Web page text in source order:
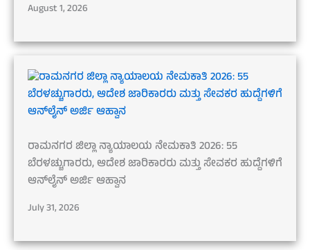
August 1, 2026
ರಾಮನಗರ ಜಿಲ್ಲಾ ನ್ಯಾಯಾಲಯ ನೇಮಕಾತಿ 2026: 55
ಬೆರಳಚ್ಚುಗಾರರು, ಆದೇಶ ಜಾರಿಕಾರರು ಮತ್ತು ಸೇವಕರ ಹುದ್ದೆಗಳಿಗೆ
ಆನ್‌ಲೈನ್ ಅರ್ಜಿ ಆಹ್ವಾನ
July 31, 2026